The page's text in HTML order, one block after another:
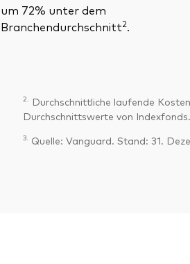
um 72% unter dem
Branchendurchschnitt2.
2.
Durchschnittliche laufende
Durchschnittswerte von
3. Quelle: Vanguard. Stand: 31.